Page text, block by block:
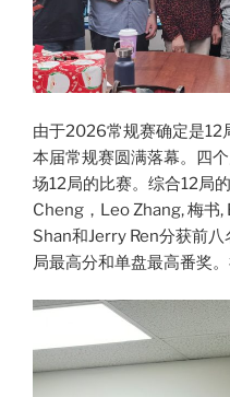
由于2026常规赛确定是12
本届常规赛圆满落幕。四
场12局的比赛。综合12局
Cheng，Leo Zhang, 梅书
Shan和Jerry Ren分获前
局最高分和单盘最高番奖